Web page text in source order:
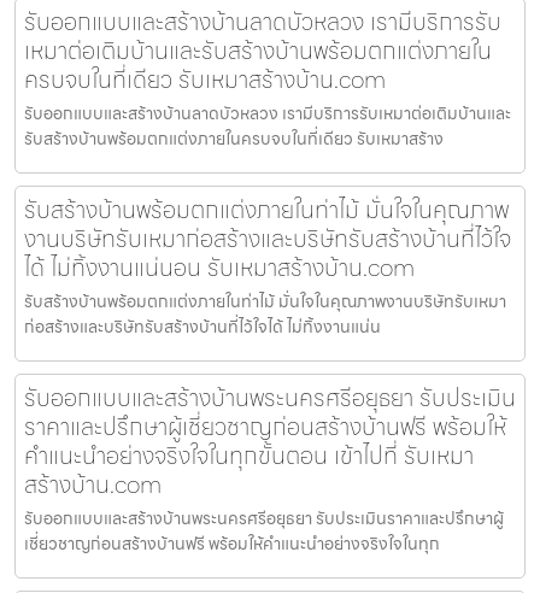
รับออกแบบและสร้างบ้านลาดบัวหลวง เรามีบริการรับ
เหมาต่อเติมบ้านและรับสร้างบ้านพร้อมตกแต่งภายใน
ครบจบในที่เดียว รับเหมาสร้างบ้าน.com
รับออกแบบและสร้างบ้านลาดบัวหลวง เรามีบริการรับเหมาต่อเติมบ้านและ
รับสร้างบ้านพร้อมตกแต่งภายในครบจบในที่เดียว รับเหมาสร้าง
รับสร้างบ้านพร้อมตกแต่งภายในท่าไม้ มั่นใจในคุณภาพ
งานบริษัทรับเหมาก่อสร้างและบริษัทรับสร้างบ้านที่ไว้ใจ
ได้ ไม่ทิ้งงานแน่นอน รับเหมาสร้างบ้าน.com
รับสร้างบ้านพร้อมตกแต่งภายในท่าไม้ มั่นใจในคุณภาพงานบริษัทรับเหมา
ก่อสร้างและบริษัทรับสร้างบ้านที่ไว้ใจได้ ไม่ทิ้งงานแน่น
รับออกแบบและสร้างบ้านพระนครศรีอยุธยา รับประเมิน
ราคาและปรึกษาผู้เชี่ยวชาญก่อนสร้างบ้านฟรี พร้อมให้
คำแนะนำอย่างจริงใจในทุกขั้นตอน เข้าไปที่ รับเหมา
สร้างบ้าน.com
รับออกแบบและสร้างบ้านพระนครศรีอยุธยา รับประเมินราคาและปรึกษาผู้
เชี่ยวชาญก่อนสร้างบ้านฟรี พร้อมให้คำแนะนำอย่างจริงใจในทุก